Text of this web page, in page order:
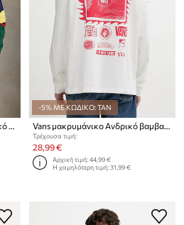
Polo Ralph Lauren t-shirt ανδρικό βαμβακερό
-5% ΜΕ ΚΩΔΙΚΟ: TAN
Vans μακρυμάνικο Ανδρικό βαμβακερό
Τρέχουσα τιμή:
28,99 €
Αρχική τιμή:44,99 €
Η χαμηλότερη τιμή:31,99 €